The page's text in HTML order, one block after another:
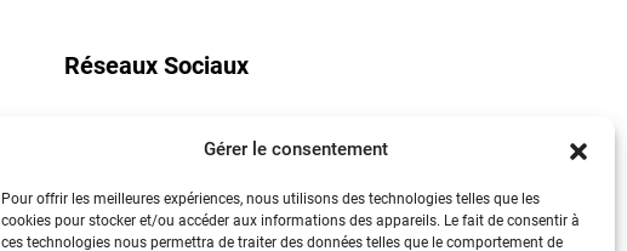
Gérer le consentement
Pour offrir les meilleures expériences, nous utilisons des technologies telles que les
cookies pour stocker et/ou accéder aux informations des appareils. Le fait de consentir à
ces technologies nous permettra de traiter des données telles que le comportement de
Réseaux Sociaux
LinkedIn